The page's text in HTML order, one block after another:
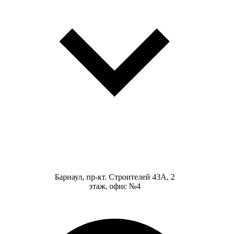
Барнаул, пр-кт. Строителей 43А, 2
этаж, офис №4